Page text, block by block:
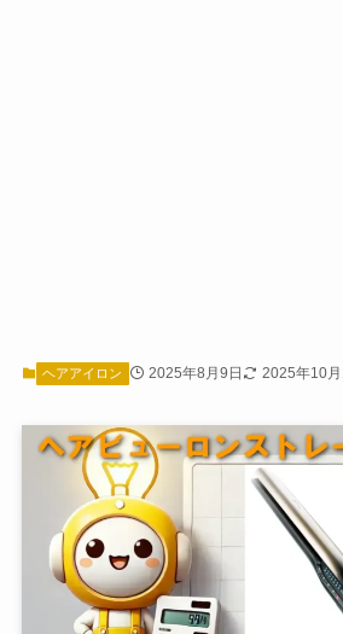
ヘアアイロン 2025年8月9日 2025年10月